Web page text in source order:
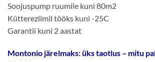
oli:
1250 €.
is:
1030 €.
Soojuspump ruumile kuni 80m2
Küttereziimil tööks kuni -25C
Garantii kuni 2 aastat
Montonio järelmaks: üks taotlus – mitu